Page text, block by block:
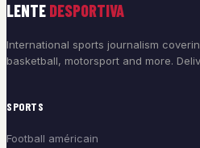
LENTE DESPORTIVA
International sports journalism
basketball, motorsport and more.
SPORTS
Football américain